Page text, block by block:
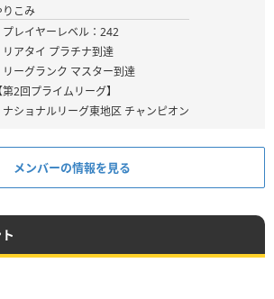
りこみ
プレイヤーレベル：242
リアタイ プラチナ到達
リーグランク マスター到達
【第2回プライムリーグ】
ナショナルリーグ東地区 チャンピオン
メンバーの情報を見る